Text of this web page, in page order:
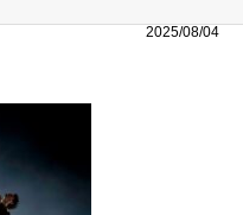
2025/08/04